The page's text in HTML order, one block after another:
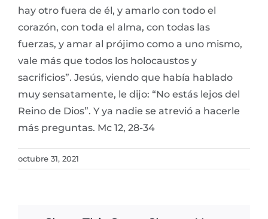
hay otro fuera de él, y amarlo con todo el
corazón, con toda el alma, con todas las
fuerzas, y amar al prójimo como a uno mismo,
vale más que todos los holocaustos y
sacrificios”. Jesús, viendo que había hablado
muy sensatamente, le dijo: “No estás lejos del
Reino de Dios”. Y ya nadie se atrevió a hacerle
más preguntas. Mc 12, 28-34
octubre 31, 2021